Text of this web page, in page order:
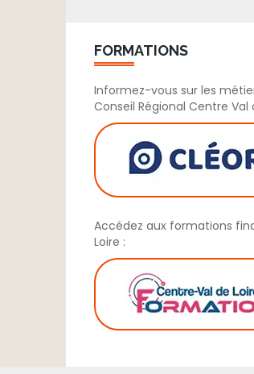
FORMATIONS
Informez-vous sur les
Conseil Régional Centre Val
Accédez aux formations
Loire :